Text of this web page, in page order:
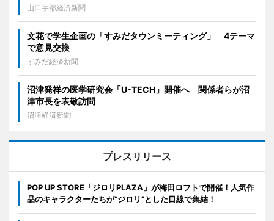
山口宇部経済新聞
文花で学生企画の「すみだタウンミーティング」 4テーマ
で意見交換
すみだ経済新聞
沼津発祥の医学研究会「U-TECH」開催へ 関係者らが沼
津市長を表敬訪問
沼津経済新聞
プレスリリース
POP UP STORE「ジロリPLAZA」が梅田ロフトで開催！人気作
品のキャラクターたちが“ジロリ”とした目線で集結！